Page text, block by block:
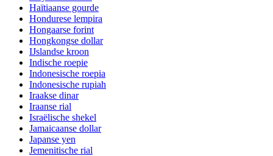
Haïtiaanse gourde
Hondurese lempira
Hongaarse forint
Hongkongse dollar
IJslandse kroon
Indische roepie
Indonesische roepia
Indonesische rupiah
Iraakse dinar
Iraanse rial
Israëlische shekel
Jamaicaanse dollar
Japanse yen
Jemenitische rial